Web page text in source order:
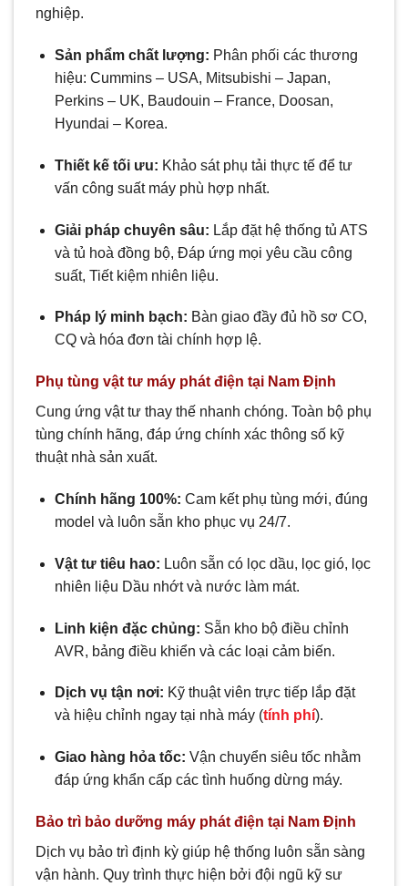
nghiệp.
Sản phẩm chất lượng: Phân phối các thương
hiệu: Cummins – USA, Mitsubishi – Japan,
Perkins – UK, Baudouin – France, Doosan,
Hyundai – Korea.
Thiết kế tối ưu: Khảo sát phụ tải thực tế để tư
vấn công suất máy phù hợp nhất.
Giải pháp chuyên sâu: Lắp đặt hệ thống tủ ATS
và tủ hoà đồng bộ, Đáp ứng mọi yêu cầu công
suất, Tiết kiệm nhiên liệu.
Pháp lý minh bạch: Bàn giao đầy đủ hồ sơ CO,
CQ và hóa đơn tài chính hợp lệ.
Phụ tùng vật tư máy phát điện tại Nam Định
Cung ứng vật tư thay thế nhanh chóng. Toàn bộ phụ
tùng chính hãng, đáp ứng chính xác thông số kỹ
thuật nhà sản xuất.
Chính hãng 100%: Cam kết phụ tùng mới, đúng
model và luôn sẵn kho phục vụ 24/7.
Vật tư tiêu hao: Luôn sẵn có lọc dầu, lọc gió, lọc
nhiên liệu Dầu nhớt và nước làm mát.
Linh kiện đặc chủng: Sẵn kho bộ điều chỉnh
AVR, bảng điều khiển và các loại cảm biến.
Dịch vụ tận nơi: Kỹ thuật viên trực tiếp lắp đặt
và hiệu chỉnh ngay tại nhà máy (tính phí).
Giao hàng hỏa tốc: Vận chuyển siêu tốc nhằm
đáp ứng khẩn cấp các tình huống dừng máy.
Bảo trì bảo dưỡng máy phát điện tại Nam Định
Dịch vụ bảo trì định kỳ giúp hệ thống luôn sẵn sàng
vận hành. Quy trình thực hiện bởi đội ngũ kỹ sư